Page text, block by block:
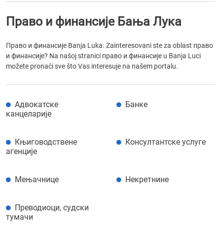
Право и финансије Бања Лука
Право и финансије Banja Luka. Zainteresovani ste za oblast право
и финансије? Na našoj stranici право и финансије u Banja Luci
možete pronaći sve što Vas interesuje na našem portalu.
Адвокатске
канцеларије
Банке
Књиговодствене
агенције
Консултантске услуге
Мењачнице Некретнине
Преводиоци, судски
тумачи